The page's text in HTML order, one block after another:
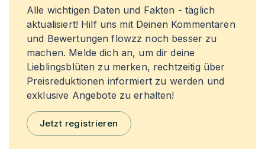
Alle wichtigen Daten und Fakten - täglich
aktualisiert! Hilf uns mit Deinen Kommentaren
und Bewertungen flowzz noch besser zu
machen. Melde dich an, um dir deine
Lieblingsblüten zu merken, rechtzeitig über
Preisreduktionen informiert zu werden und
exklusive Angebote zu erhalten!
Jetzt registrieren